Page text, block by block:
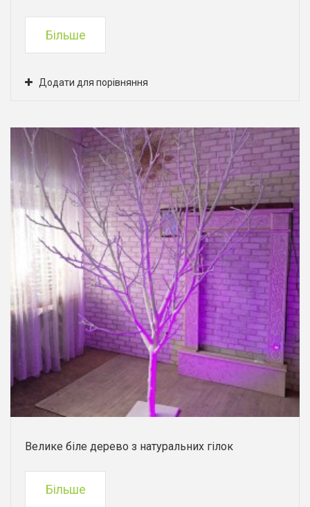
Більше
Додати для порівняння
Велике біле дерево з натуральних гілок
Більше